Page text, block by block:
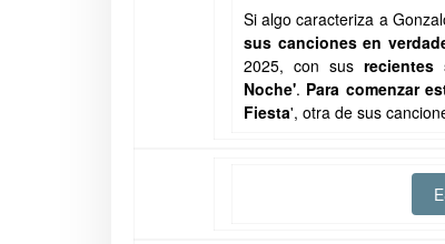
Si algo caracteriza a
sus canciones en
2025, con sus
Noche'. Para comenzar
Fiesta', otra de sus